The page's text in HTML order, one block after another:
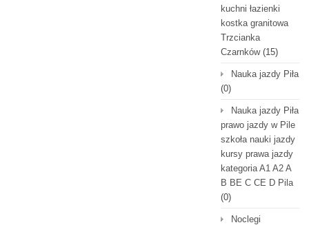
kuchni łazienki
kostka granitowa
Trzcianka
Czarnków(15)
Nauka jazdy Piła
(0)
Nauka jazdy Piła
prawo jazdy w Pile
szkoła nauki jazdy
kursy prawa jazdy
kategoria A1 A2 A
B BE C CE D Pila
(0)
Noclegi